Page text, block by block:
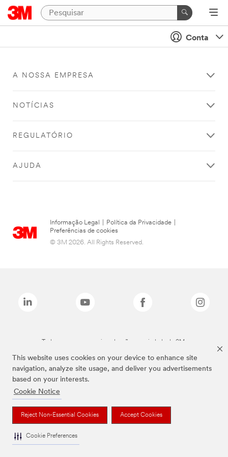
This website uses cookies on your device to enhance site
navigation, analyze site usage, and deliver you advertisements
based on your interests.
Cookie Notice
Reject Non-Essential Cookies Accept Cookies
Cookie Preferences
Conta
A NOSSA EMPRESA
NOTÍCIAS
REGULATÓRIO
AJUDA
Informação Legal Política da Privacidade
Preferências de cookies
© 3M 2026. All Rights Reserved.
Todas as marcas mencionadas são propriedade da 3M.